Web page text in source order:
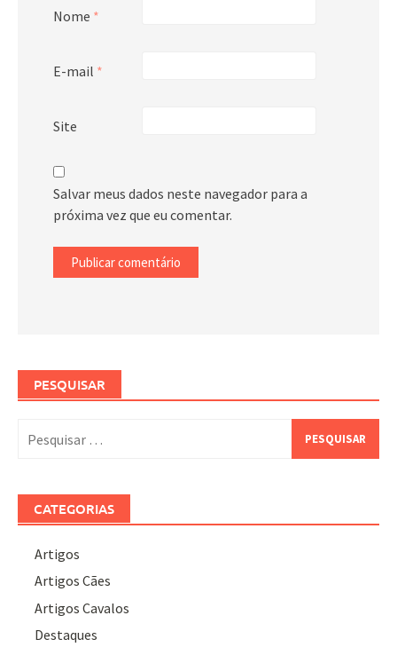
Nome *
E-mail *
Site
Salvar meus dados neste navegador para a
próxima vez que eu comentar.
PESQUISAR
por:
CATEGORIAS
Artigos
Artigos Cães
Artigos Cavalos
Destaques